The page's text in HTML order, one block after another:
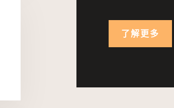
了解更多